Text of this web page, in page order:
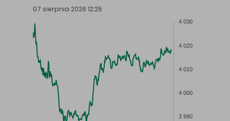
07 sierpnia 2026 12:25
3 990
4 000
4 010
4 020
4 030